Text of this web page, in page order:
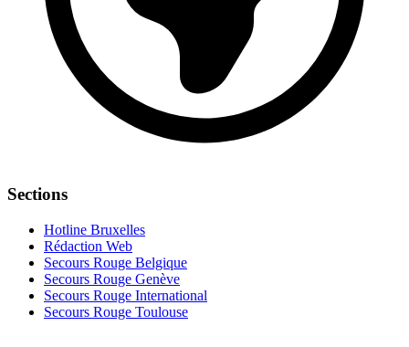
Sections
Hotline Bruxelles
Rédaction Web
Secours Rouge Belgique
Secours Rouge Genève
Secours Rouge International
Secours Rouge Toulouse